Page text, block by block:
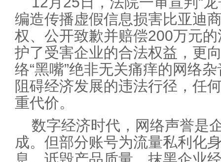
编造传播虚假信息损害比亚迪
权、公开致歉并赔偿200万元
护了受害企业的合法权益，更
络“黑嘴”绝非无关痛痒的网络
阻碍经济发展的违法行径，任
重代价。
数字经济时代，网络声誉是
成。但部分账号为流量私利化